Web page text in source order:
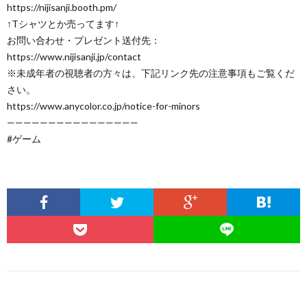
https://nijisanji.booth.pm/
↑Tシャツとか売ってます↑
お問い合わせ・プレゼント送付先：
https://www.nijisanji.jp/contact
※未成年者の視聴者の方々は、下記リンク先の注意事項もご覧くだ
さい。
https://www.anycolor.co.jp/notice-for-minors
————————————————
#ゲーム